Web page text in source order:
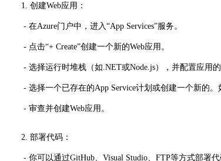
1. 创建Web应用：
- 在Azure门户中，进入“App Services”服务。
- 点击“+ Create”创建一个新的Web应用。
- 选择运行时堆栈（如.NET或Node.js），并配置应用的
- 选择一个已存在的App Service计划或创建一个新的。
- 审查并创建Web应用。
2. 部署代码：
- 你可以通过GitHub、Visual Studio、FTP等方式部署代